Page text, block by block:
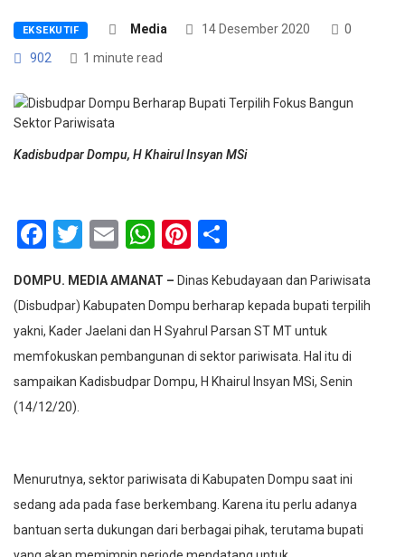
EKSEKUTIF Media 14 Desember 2020
0
902
1 minute read
Kadisbudpar Dompu, H Khairul Insyan MSi
Facebook
Twitter
EmailWhatsApp
Pinterest
DOMPU. MEDIA AMANAT – Dinas Kebudayaan dan Pariwisata
(Disbudpar) Kabupaten Dompu berharap kepada bupati terpilih
yakni, Kader Jaelani dan H Syahrul Parsan ST MT untuk
memfokuskan pembangunan di sektor pariwisata. Hal itu di
sampaikan Kadisbudpar Dompu, H Khairul Insyan MSi, Senin
(14/12/20).
Menurutnya, sektor pariwisata di Kabupaten Dompu saat ini
sedang ada pada fase berkembang. Karena itu perlu adanya
bantuan serta dukungan dari berbagai pihak, terutama bupati